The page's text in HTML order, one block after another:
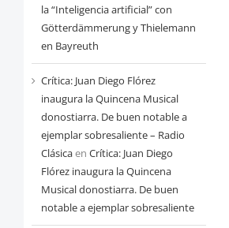
la “Inteligencia artificial” con
Götterdämmerung y Thielemann
en Bayreuth
Crítica: Juan Diego Flórez
inaugura la Quincena Musical
donostiarra. De buen notable a
ejemplar sobresaliente – Radio
Clásicaen Crítica: Juan Diego
Flórez inaugura la Quincena
Musical donostiarra. De buen
notable a ejemplar sobresaliente